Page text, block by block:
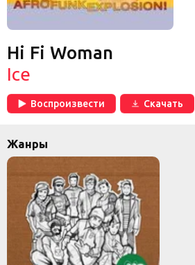
Hi Fi Woman
Ice
Воспроизвести Скачать
Жанры